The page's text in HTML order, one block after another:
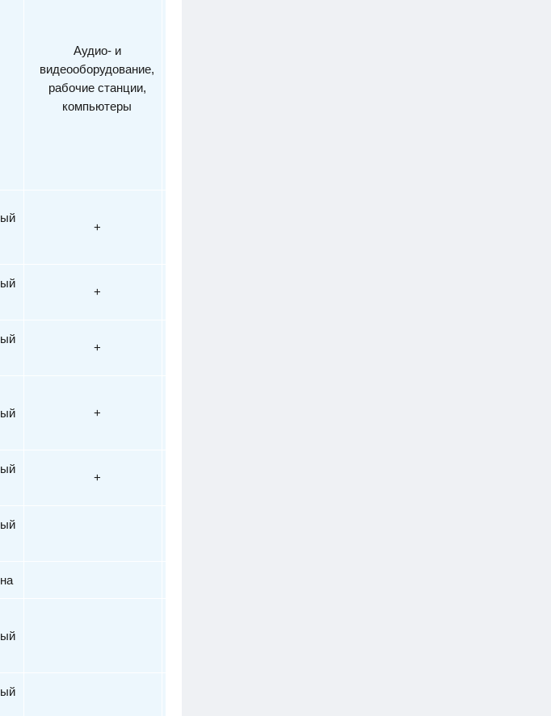
Аудио- и
видеооборудование,
рабочие станции,
компьютеры
+
+
+
+
+